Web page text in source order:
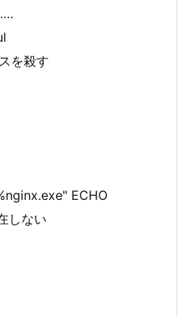
を殺す
ECHO
しない